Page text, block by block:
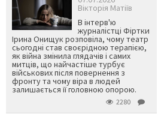
Вікторія Матіїв
В інтерв'ю
журналістці Фіртки
Ірина Онищук розповіла, чому театр
сьогодні став своєрідною терапією,
як війна змінила глядачів і самих
митців, що найчастіше турбує
військових після повернення з
фронту та чому віра в людей
залишається її головною опорою.
2280